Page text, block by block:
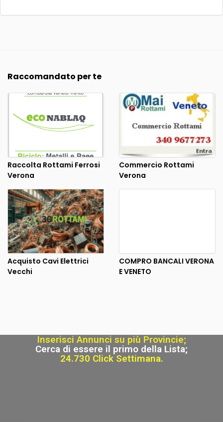
Raccomandato per te
Raccolta Rottami Ferrosi
Verona
Commercio Rottami
Verona
Acquisto Cavi Elettrici
Vecchi
COMPRO BANCALI VERONA
E VENETO
Inserisci Annunci su più Provincie;
Cerca di essere il primo della Lista;
24.730 Click Settimana.